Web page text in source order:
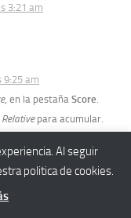
3:21 am
9:25 am
, en la pestaña Score.
Relative para acumular.
7:31 pm
un contador osea
Al seguir
politica de cookies.